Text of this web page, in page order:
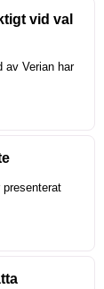
vid val
av Verian har